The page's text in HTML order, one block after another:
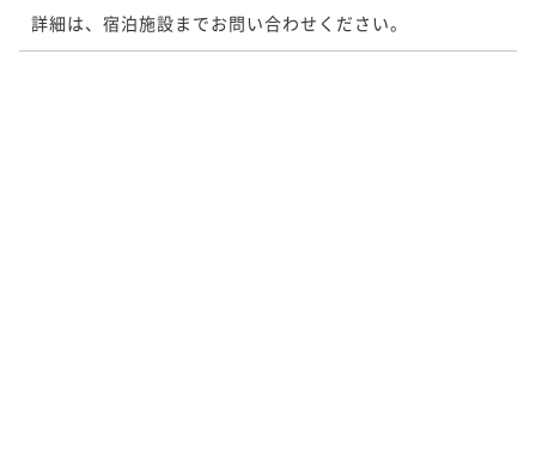
詳細は、宿泊施設までお問い合わせください。